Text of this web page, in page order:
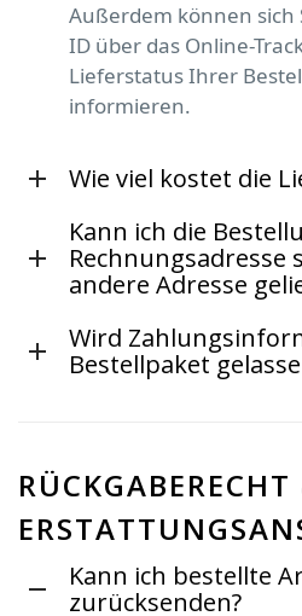
Außerdem können sich
ID über das Online-
Lieferstatus Ihrer
informieren.
Wie viel kostet die
Kann ich die
Rechnungsadresse
andere Adresse
Wird
Bestellpaket
RÜCKGABERECHT
Kann ich bestellte
zurücksenden?